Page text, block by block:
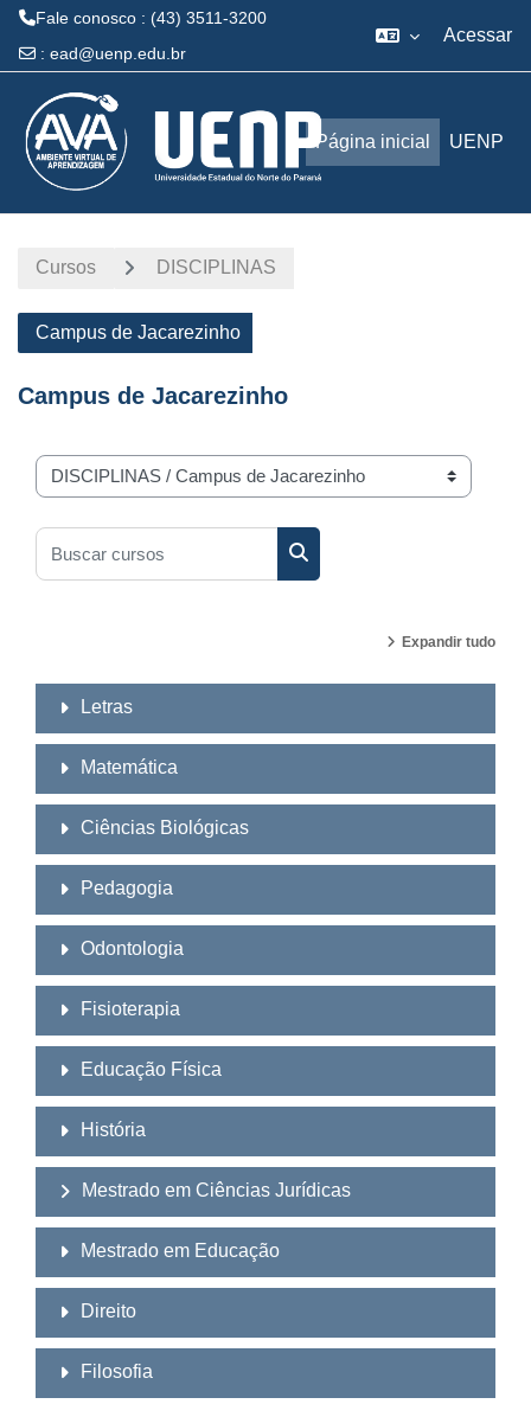
Fale conosco : (43) 3511-3200
: ead@uenp.edu.br
Acessar
Página inicial UENP
Cursos DISCIPLINAS
Campus de Jacarezinho
Campus de Jacarezinho
Categorias de Cursos
Buscar cursos
Buscar cursos
Expandir tudo
Letras
Matemática
Ciências Biológicas
Pedagogia
Odontologia
Fisioterapia
Educação Física
História
Mestrado em Ciências Jurídicas
Mestrado em Educação
Direito
Filosofia